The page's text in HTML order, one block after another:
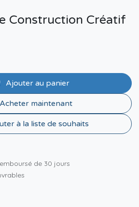
Construction Créatif
Ajouter au panier
Acheter maintenant
à la liste de souhaits
de 30 jours